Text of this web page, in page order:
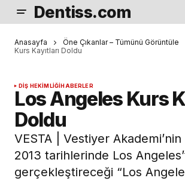
Dentiss.com
Anasayfa Öne Çıkanlar – Tümünü Görüntüle
Kurs Kayıtları Doldu
DIŞ HEKIMLIĞIHABERLER
Los Angeles Kurs
Doldu
VESTA | Vestiyer
2013 tarihlerinde Los
gerçekleştireceği “Los